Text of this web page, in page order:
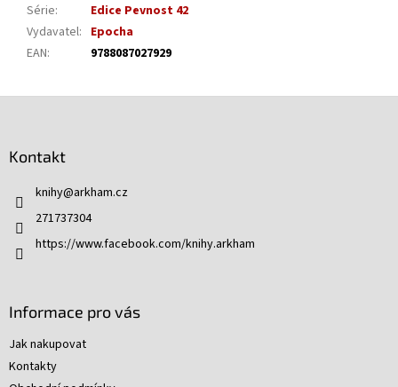
Série:
Edice Pevnost 42
Vydavatel: Epocha
EAN: 9788087027929
Kontakt
knihy@arkham.cz
271737304
https://www.facebook.com/knihy.arkham
Informace pro vás
Jak nakupovat
Kontakty